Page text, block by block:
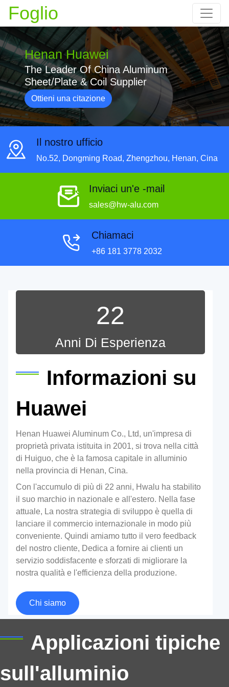
Foglio
Henan Huawei
The Leader Of China Aluminum
Sheet/Plate & Coil Supplier
Ottieni una citazione
Il nostro ufficio
No.52, Dongming Road, Zhengzhou, Henan, Cina
Inviaci un'e -mail
sales@hw-alu.com
Chiamaci
+86 181 3778 2032
22
Anni Di Esperienza
Informazioni su
Huawei
Henan Huawei Aluminum Co., Ltd, un'impresa di
proprietà privata istituita in 2001, si trova nella città
di Huiguo, che è la famosa capitale in alluminio
nella provincia di Henan, Cina.
Con l'accumulo di più di 22 anni, Hwalu ha stabilito
il suo marchio in nazionale e all'estero. Nella fase
attuale, La nostra strategia di sviluppo è quella di
lanciare il commercio internazionale in modo più
conveniente. Quindi amiamo tutto il vero feedback
del nostro cliente, Dedica a fornire ai clienti un
servizio soddisfacente e sforzati di migliorare la
nostra qualità e l'efficienza della produzione.
Chi siamo
Applicazioni tipiche
sull'alluminio
Alluminio di grado aereo
L'alluminio di grado dell'aeromobile è una lega di
alluminio di deformazione ad alta resistenza, che è